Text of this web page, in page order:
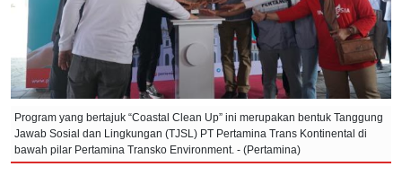
Program yang bertajuk “Coastal Clean Up” ini merupakan bentuk Tanggung
Jawab Sosial dan Lingkungan (TJSL) PT Pertamina Trans Kontinental di
bawah pilar Pertamina Transko Environment. - (Pertamina)